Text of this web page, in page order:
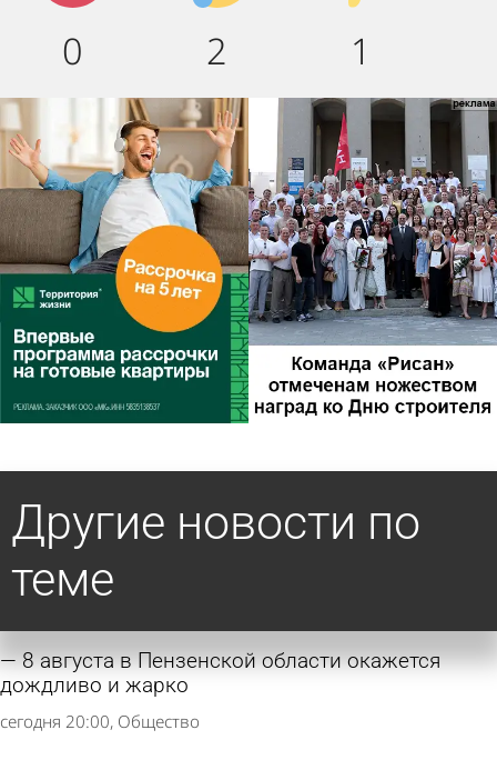
0 2 1
Другие новости по
теме
8 августа в Пензенской области окажется
дождливо и жарко
сегодня 20:00 Общество